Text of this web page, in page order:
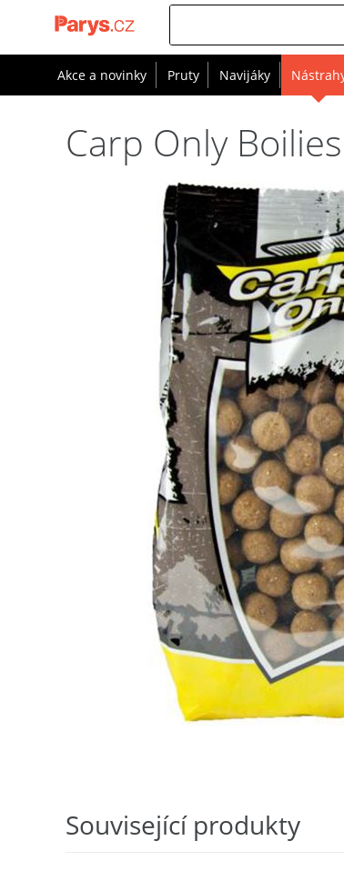
Akce a novinky Pruty Navijáky
Carp Only
Související produkty